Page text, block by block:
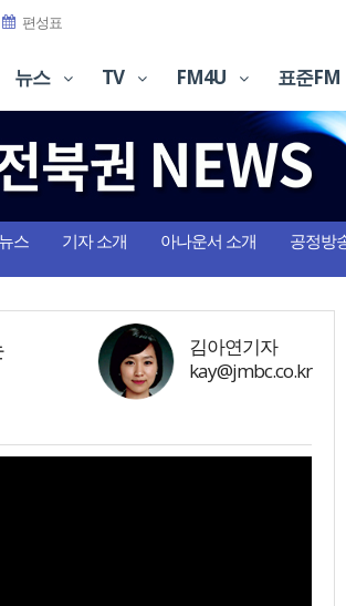
편성표
뉴스 TV FM4U 표준FM
스 기자 소개 아나운서 소개 공정방
김아연기자
kay@jmbc.co.kr